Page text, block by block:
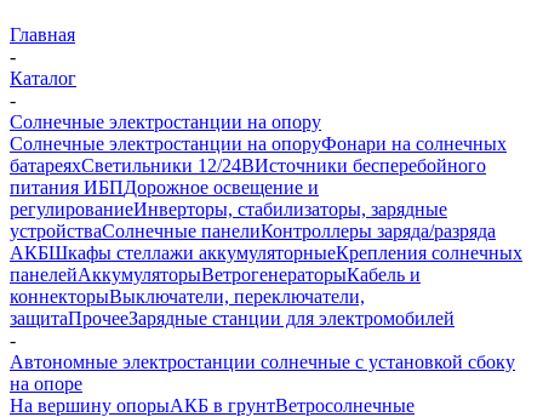
Главная
-
Каталог
-
Солнечные электростанции на опору
Солнечные электростанции на опоруФонари на солнечных
батареяхСветильники 12/24ВИсточники бесперебойного
питания ИБПДорожное освещение и
регулированиеИнверторы, стабилизаторы, зарядные
устройстваСолнечные панелиКонтроллеры заряда/разряда
АКБШкафы стеллажи аккумуляторныеКрепления солнечных
панелейАккумуляторыВетрогенераторыКабель и
коннекторыВыключатели, переключатели,
защитаПрочееЗарядные станции для электромобилей
-
Автономные электростанции солнечные с установкой сбоку
на опоре
На вершину опорыАКБ в грунтВетросолнечные